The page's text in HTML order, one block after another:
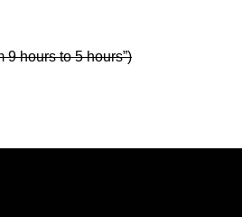
9 hours to 5 hours”)